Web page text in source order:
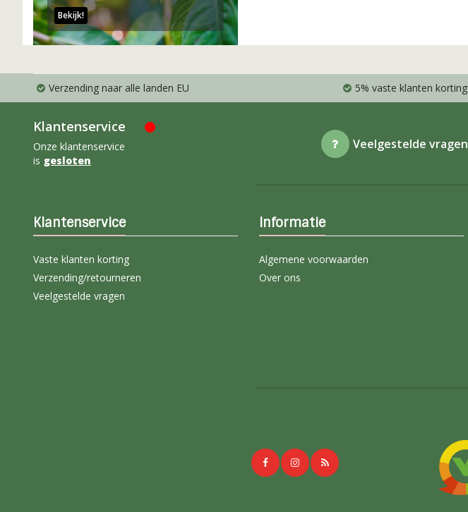
Bekijk!
Verzending naar alle landen EU 5% vaste klanten korting
Klantenservice
Onze klantenservice
is gesloten
Veelgestelde vragen
Klantenservice
Vaste klanten korting
Verzending/retourneren
Veelgestelde vragen
Informatie
Algemene voorwaarden
Over ons